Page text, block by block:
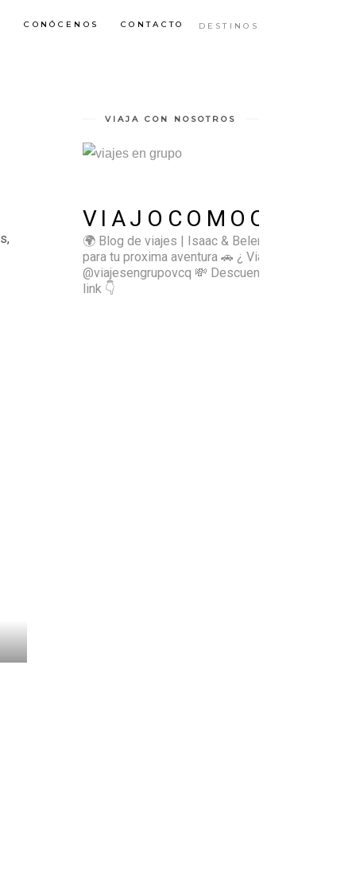
CONÓCENOS CONTACTO DESTINOS
VIAJA CON NOSOTROS
VIAJOCOMOQUIERO
🌍 Blog de viajes | Isaac & Belen
para tu proxima aventura 🚗 ¿ Viajas sol@? 👉🏻
@viajesengrupovcq 💸 Descuentos y tips en el
link 👇